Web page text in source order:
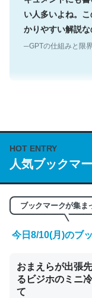
い人多いよね。
かりやすい解説
─GPTの仕組みと限
説してる記事が少
https://
/064121
─GPTの仕組みと限
くらい。小説で
ど、短期記憶と
HOT ENTRY
人気ブックマ
ブックマークが集ま
今日8/10(月)のブ
おまえらが出張
るビジホのミニ
て